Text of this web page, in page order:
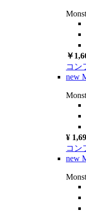
￥
コン
new
¥
コン
new